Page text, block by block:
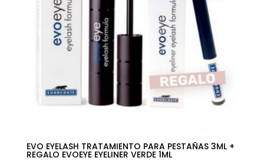
EVO EYELASH TRATAMIENTO PARA PESTAÑAS 3ML +
REGALO EVOEYE EYELINER VERDE 1ML